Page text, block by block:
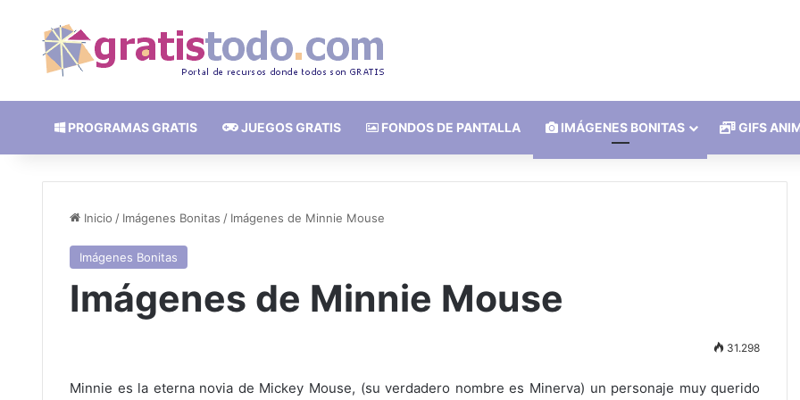
PROGRAMAS GRATIS JUEGOS GRATIS FONDOS DE PANTALLA IMÁGENES BONITAS GIFS
Inicio / Imágenes Bonitas / Imágenes de Minnie Mouse
Imágenes Bonitas
Imágenes de Minnie Mouse
31.298
Minnie es la eterna novia de Mickey Mouse, (su verdadero nombre es Minerva) un personaje muy querido